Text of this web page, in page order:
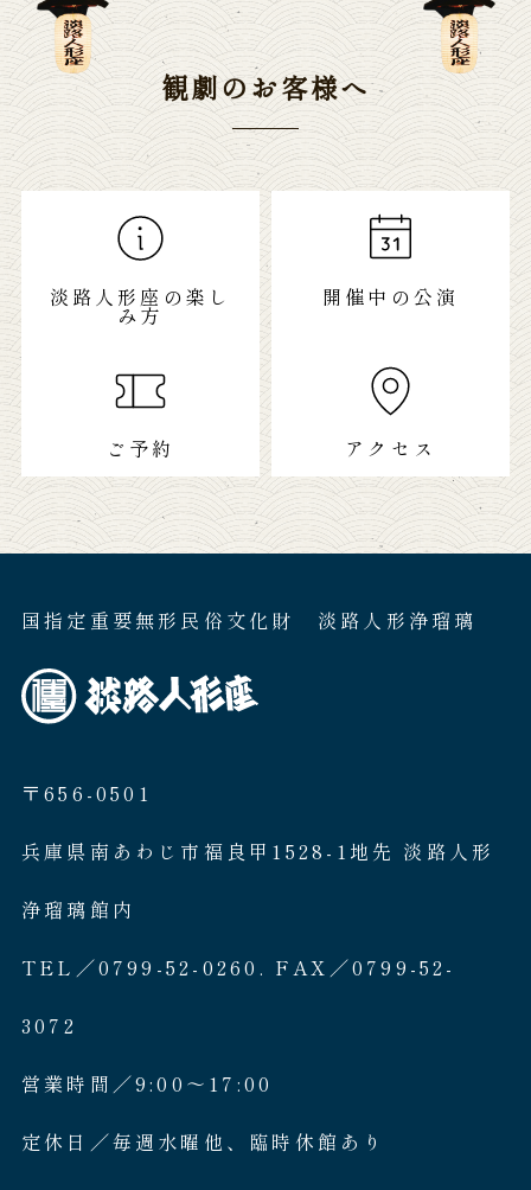
観劇のお客様へ
淡路人形座の楽し
み方
開催中の公演
ご予約 アクセス
国指定重要無形民俗文化財 淡路人形浄瑠璃
〒656-0501
兵庫県南あわじ市福良甲1528-1地先 淡路人形
浄瑠璃館内
TEL／0799-52-0260. FAX／0799-52-
3072
営業時間／9:00〜17:00
定休日／毎週水曜他、臨時休館あり